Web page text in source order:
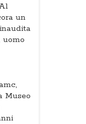
un
uomo
Museo